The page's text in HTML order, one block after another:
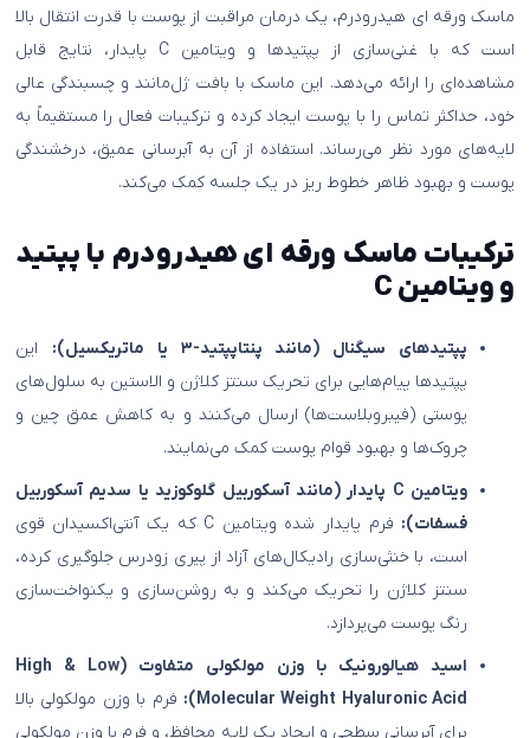
ماسک ورقه ای هیدرودرم، یک درمان مراقبت از پوست با قدرت انتقال بالا
است که با غنی‌سازی از پپتیدها و ویتامین C پایدار، نتایج قابل
مشاهده‌ای را ارائه می‌دهد. این ماسک با بافت ژل‌مانند و چسبندگی عالی
خود، حداکثر تماس را با پوست ایجاد کرده و ترکیبات فعال را مستقیماً به
لایه‌های مورد نظر می‌رساند. استفاده از آن به آبرسانی عمیق، درخشندگی
پوست و بهبود ظاهر خطوط ریز در یک جلسه کمک می‌کند.
ترکیبات ماسک ورقه ای هیدرودرم با پپتید
و ویتامین C
پپتیدهای سیگنال (مانند پنتاپپتید-۳ یا ماتریکسیل):
این
پپتیدها پیام‌هایی برای تحریک سنتز کلاژن و الاستین به سلول‌های
پوستی (فیبروبلاست‌ها) ارسال می‌کنند و به کاهش عمق چین و
چروک‌ها و بهبود قوام پوست کمک می‌نمایند.
ویتامین C پایدار (مانند آسکوربیل گلوکوزید یا سدیم آسکوربیل
فسفات):
فرم پایدار شده ویتامین C که یک آنتی‌اکسیدان قوی
است، با خنثی‌سازی رادیکال‌های آزاد از پیری زودرس جلوگیری کرده،
سنتز کلاژن را تحریک می‌کند و به روشن‌سازی و یکنواخت‌سازی
رنگ پوست می‌پردازد.
اسید هیالورونیک با وزن مولکولی متفاوت (High & Low
Molecular Weight Hyaluronic Acid):
فرم با وزن مولکولی بالا
برای آبرسانی سطحی و ایجاد یک لایه محافظ، و فرم با وزن مولکولی